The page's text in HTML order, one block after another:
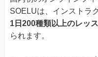
SOELUは、インストラ
1日200種類以上のレッ
られます。